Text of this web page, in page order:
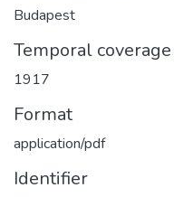
Budapest
Temporal coverage
1917
Format
application/pdf
Identifier